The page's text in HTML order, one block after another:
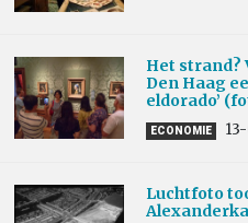
Het strand?
Den Haag
eldorado’
ECONOMIE
Luchtfoto